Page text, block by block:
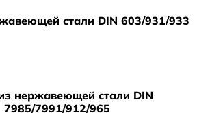
стали DIN 603/931/933
нержавеющей стали DIN
7985/7991/912/965